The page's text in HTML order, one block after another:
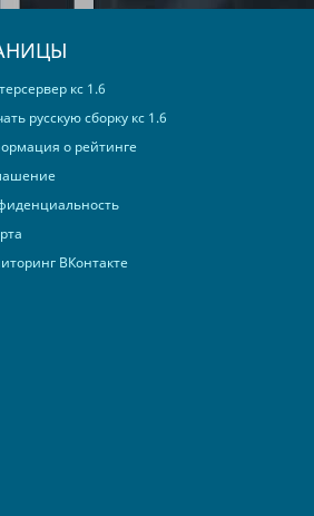
кс 1.6
русскую сборку кс 1.6
о рейтинге
ВКонтакте